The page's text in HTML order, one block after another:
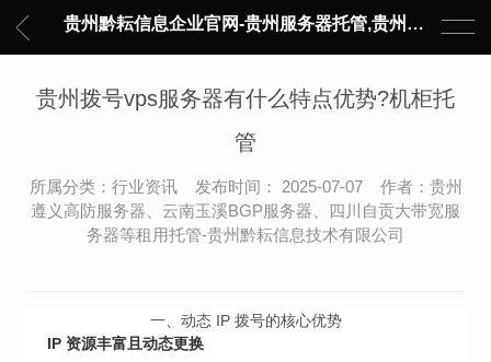
贵州黔耘信息企业官网-贵州服务器托管,贵州主机托管,云服务器托管,数据中心托管,网络设备托管,服务器租用,托管服务提供商,服务器管理-黔耘信息 贵州数据中心机柜租用-专业贵州IDC托管服务器维修
贵州拨号vps服务器有什么特点优势?机柜托
管
所属分类：行业资讯 发布时间： 2025-07-07 作者：贵州
遵义高防服务器、云南玉溪BGP服务器、四川自贡大带宽服
务器等租用托管-贵州黔耘信息技术有限公司
一、 动态 IP 拨号的核心优势
IP 资源丰富且动态更换